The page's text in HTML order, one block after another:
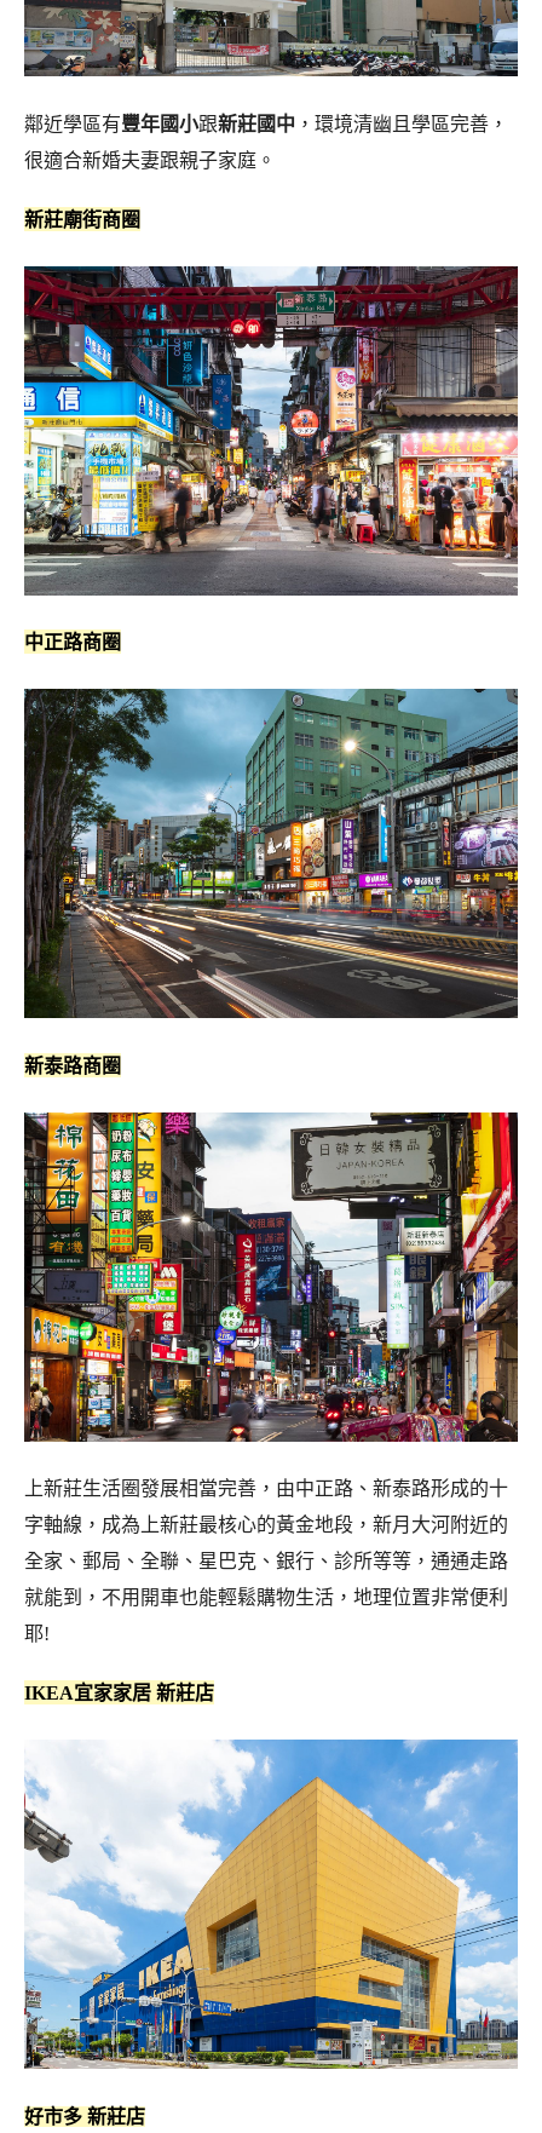
鄰近學區有豐年國小跟新莊國中 ，環境清幽且學區完善，
很適合新婚夫妻跟親子家庭。
新莊廟街商圈
中正路商圈
新泰路商圈
上新莊生活圈發展相當完善，由中正路、新泰路形成的十
字軸線，成為上新莊最核心的黃金地段，新月大河附近的
全家、郵局、全聯、星巴克、銀行、診所等等，通通走路
就能到，不用開車也能輕鬆購物生活，地理位置非常便利
耶!
IKEA宜家家居 新莊店
好市多 新莊店